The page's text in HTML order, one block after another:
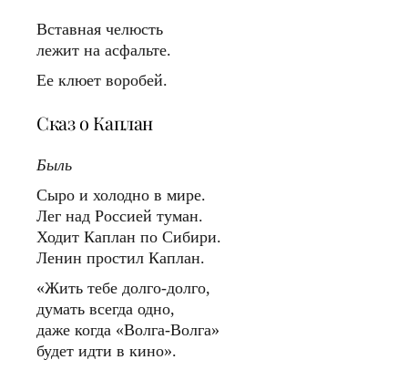
Вставная челюсть
лежит на асфальте.
Ее клюет воробей.
Сказ о Каплан
Быль
Сыро и холодно в мире.
Лег над Россией туман.
Ходит Каплан по Сибири.
Ленин простил Каплан.
«Жить тебе долго-долго,
думать всегда одно,
даже когда «Волга-Волга»
будет идти в кино».